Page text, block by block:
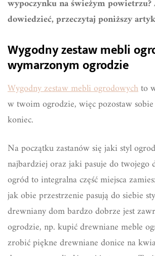
wypoczynku na świeżym powietrzu?
dowiedzieć, przeczytaj poniższy
Wygodny zestaw mebli
wymarzonym ogrodzie
Wygodny zestaw mebli ogrodowychto
w twoim ogrodzie, więc pozostaw
koniec.
Na początku zastanów się jaki styl
najbardziej oraz jaki pasuje do twojego
ogród to integralna część miejsca
jak obie przestrzenie pasują do siebie
drewniany dom bardzo dobrze jest
ogrodzie, np. kupić drewniane meble
zrobić piękne drewniane donice na